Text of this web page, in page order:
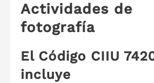
Actividades de
fotografía
El Código CIIU
incluye